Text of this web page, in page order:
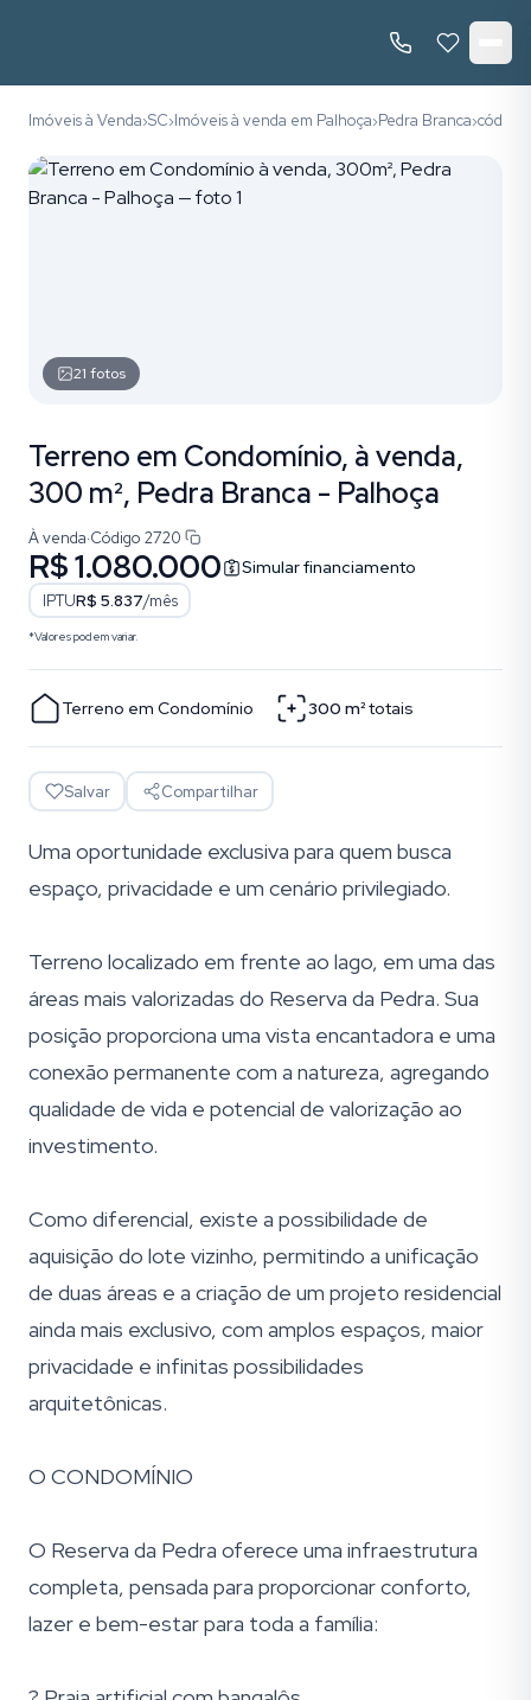
Imóveis à Venda›SC›Imóveis à venda em Palhoça›Pedra Branca›código
21 fotos
Terreno em Condomínio, à venda,
300 m², Pedra Branca - Palhoça
À venda·Código 2720
R$ 1.080.000 Simular financiamento
IPTUR$ 5.837/mês
*Valores podem variar.
Terreno em Condomínio 300 m²totais
Salvar Compartilhar
Uma oportunidade exclusiva para quem busca
espaço, privacidade e um cenário privilegiado.
Terreno localizado em frente ao lago, em uma das
áreas mais valorizadas do Reserva da Pedra. Sua
posição proporciona uma vista encantadora e uma
conexão permanente com a natureza, agregando
qualidade de vida e potencial de valorização ao
investimento.
Como diferencial, existe a possibilidade de
aquisição do lote vizinho, permitindo a unificação
de duas áreas e a criação de um projeto residencial
ainda mais exclusivo, com amplos espaços, maior
privacidade e infinitas possibilidades
arquitetônicas.
O CONDOMÍNIO
O Reserva da Pedra oferece uma infraestrutura
completa, pensada para proporcionar conforto,
lazer e bem-estar para toda a família: